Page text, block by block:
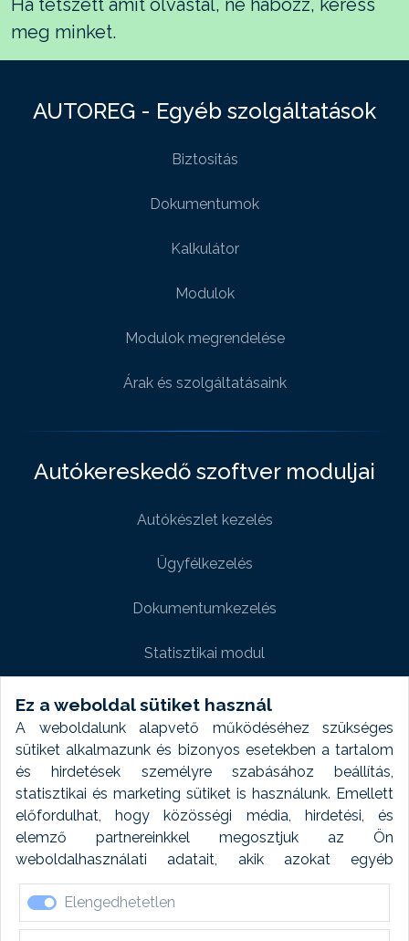
Ez a weboldal sütiket használ
A weboldalunk alapvető működéséhez szükséges
sütiket alkalmazunk és bizonyos esetekben a tartalom
és hirdetések személyre szabásához beállítás,
statisztikai és marketing sütiket is használunk. Emellett
előfordulhat, hogy közösségi média, hirdetési, és
elemző partnereinkkel megosztjuk az Ön
weboldalhasználati adatait, akik azokat egyéb
forrásokból gyűjtött adatokkal kombinálhatják. A sütik
elfogadásával kapcsolatosan naplózást végzünk és
ezen adatokat 6 hónap után automatikusan töröljük. A
Elengedhetetlen
Ha tetszett amit olvastál, ne habozz, keress
meg minket.
AUTOREG - Egyéb szolgáltatások
Biztositás
Dokumentumok
Kalkulátor
Modulok
Modulok megrendelése
Árak és szolgáltatásaink
Autókereskedő szoftver moduljai
Autókészlet kezelés
Ügyfélkezelés
Dokumentumkezelés
Statisztikai modul
Weboldal modul
Fényképtár extra modul
Autómosó modul
Feladatütemezés